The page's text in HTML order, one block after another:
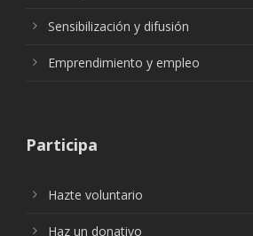
Sensibilización y difusión
Emprendimiento y empleo
Participa
Hazte voluntario
Haz un donativo